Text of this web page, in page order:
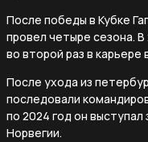
После победы в Кубке
провел четыре сезона.
во второй раз в
После ухода из
последовали
по 2024 год он
Норвегии.